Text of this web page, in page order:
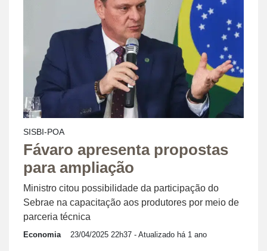
SISBI-POA
Fávaro apresenta propostas
para ampliação
Ministro citou possibilidade da participação do
Sebrae na capacitação aos produtores por meio de
parceria técnica
Economia 23/04/2025 22h37 - Atualizado há 1 ano